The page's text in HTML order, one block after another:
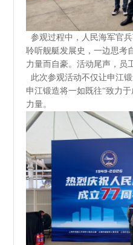
参观过程中，人民海军官
聆听舰艇发展史，一边思考
力量而自豪。活动尾声，员
此次参观活动不仅让申江
申江锻造将一如既往“致力
力量。